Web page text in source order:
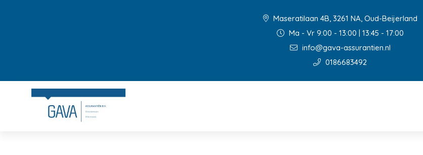
Maseratilaan 4B, 3261 NA, Oud-Beijerland
Ma - Vr 9:00 - 13:00 | 13:45 - 17:00
info@gava-assurantien.nl
0186683492